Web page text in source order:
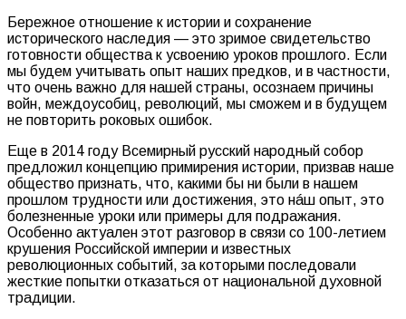
Бережное отношение к истории и сохранение
исторического наследия — это зримое свидетельство
готовности общества к усвоению уроков прошлого. Если
мы будем учитывать опыт наших предков, и в частности,
что очень важно для нашей страны, осознаем причины
войн, междоусобиц, революций, мы сможем и в будущем
не повторить роковых ошибок.
Еще в 2014 году Всемирный русский народный собор
предложил концепцию примирения истории, призвав наше
общество признать, что, какими бы ни были в нашем
прошлом трудности или достижения, это нáш опыт, это
болезненные уроки или примеры для подражания.
Особенно актуален этот разговор в связи со 100-летием
крушения Российской империи и известных
революционных событий, за которыми последовали
жесткие попытки отказаться от национальной духовной
традиции.